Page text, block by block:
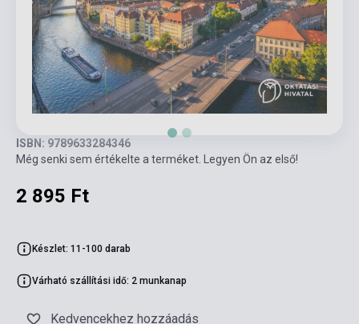
ISBN: 9789633284346
Még senki sem értékelte a terméket. Legyen Ön az első!
2 895 Ft
Készlet: 11-100 darab
Várható szállítási idő: 2 munkanap
Kedvencekhez hozzáadás